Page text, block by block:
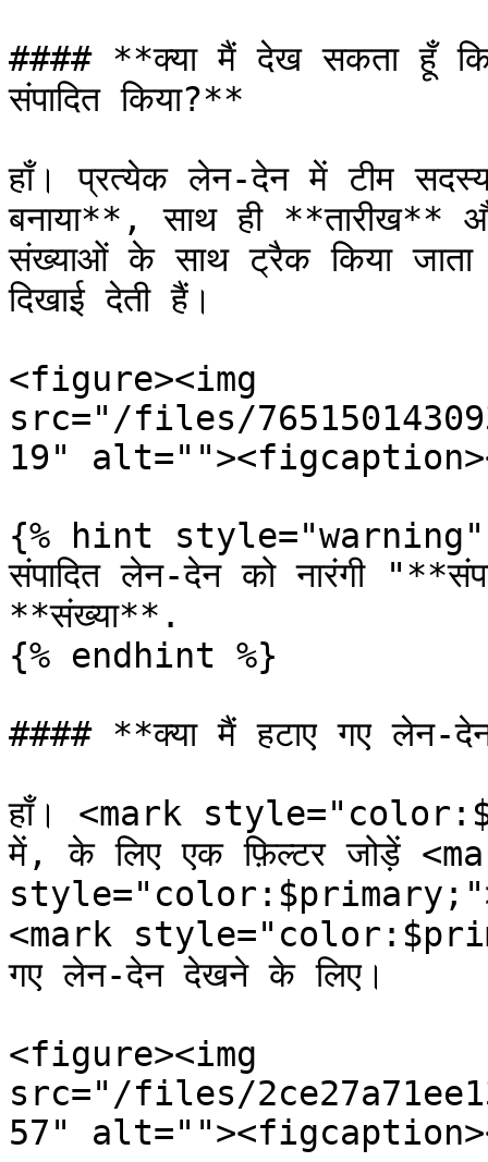
#### **क्या मैं देख सकता हूँ कि
संपादित किया?**
हाँ। प्रत्येक लेन-देन में टीम
बनाया**, साथ ही **तारीख**
संख्याओं के साथ ट्रैक किया
दिखाई देती हैं।
<figure><img
src="/files/
19"
{% hint
संपादित लेन-देन को नारंगी
**संख्या**.
{% endhint %}
#### **क्या मैं हटाए गए लेन-
हाँ। <mark
में, के लिए एक फ़िल्टर जोड़ें
<mark
गए लेन-देन देखने के लिए।
<figure><img
src="/files/
57"